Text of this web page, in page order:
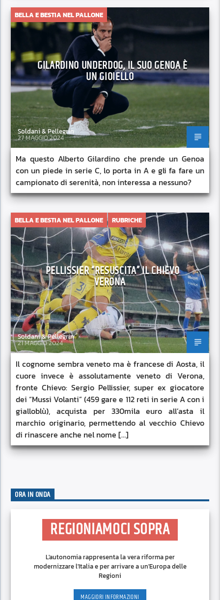
BELLA E BESTIA NEL PALLONE
GILARDINO UNDERDOG, IL SUO GENOA È
UN GIOIELLO
Soldani & Pellegrin
27 MAGGIO 2024
Ma questo Alberto Gilardino che prende un Genoa
con un piede in serie C, lo porta in A e gli fa fare un
campionato di serenità, non interessa a nessuno?
BELLA E BESTIA NEL PALLONE RUBRICHE
PELLISSIER “RESUSCITA” IL CHIEVO
VERONA
Soldani & Pellegrin
21 MAGGIO 2024
Il cognome sembra veneto ma è francese di Aosta, il
cuore invece è assolutamente veneto di Verona,
fronte Chievo: Sergio Pellissier, super ex giocatore
dei “Mussi Volanti” (459 gare e 112 reti in serie A con i
gialloblù), acquista per 330mila euro all’asta il
marchio originario, permettendo al vecchio Chievo
di rinascere anche nel nome […]
ORA IN ONDA
REGIONIAMOCI SOPRA
L'autonomia rappresenta la vera riforma per
modernizzare l'Italia e per arrivare a un'Europa delle
Regioni
MAGGIORI INFORMAZIONI